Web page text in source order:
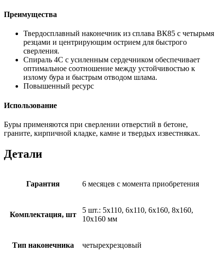
Преимущества
Твердосплавный наконечник из сплава ВК85 с четырьмя
резцами и центрирующим острием для быстрого
сверления.
Спираль 4С с усиленным сердечником обеспечивает
оптимальное соотношение между устойчивостью к
излому бура и быстрым отводом шлама.
Повышенный ресурс
Использование
Буры применяются при сверлении отверстий в бетоне,
граните, кирпичной кладке, камне и твердых известняках.
Детали
Гарантия 6 месяцев с момента приобретения
Комплектация, шт
5 шт.: 5х110, 6х110, 6х160, 8х160,
10х160 мм
Тип наконечника четырехрезцовый